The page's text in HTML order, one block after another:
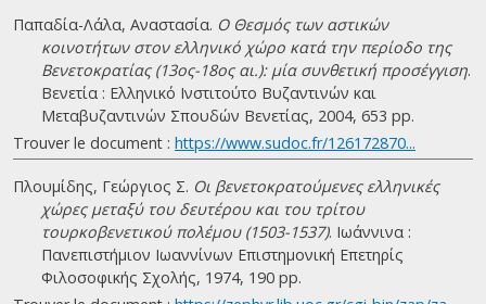
Παπαδία-Λάλα, Αναστασία. Ο Θεσμός των αστικών
κοινοτήτων στον ελληνικό χώρο κατά την περίοδο της
Βενετοκρατίας (13ος-18ος αι.): μία συνθετική προσέγγιση.
Βενετία : Ελληνικό Ινστιτούτο Βυζαντινών και
Μεταβυζαντινών Σπουδών Βενετίας, 2004, 653 pp.
Trouver le document : https://www.sudoc.fr/126172870...
Πλουμίδης, Γεώργιος Σ. Οι βενετοκρατούμενες ελληνικές
χώρες μεταξύ του δευτέρου και του τρίτου
τουρκοβενετικού πολέμου (1503-1537). Ιωάννινα :
Πανεπιστήμιον Ιωαννίνων Επιστημονική Επετηρίς
Φιλοσοφικής Σχολής, 1974, 190 pp.